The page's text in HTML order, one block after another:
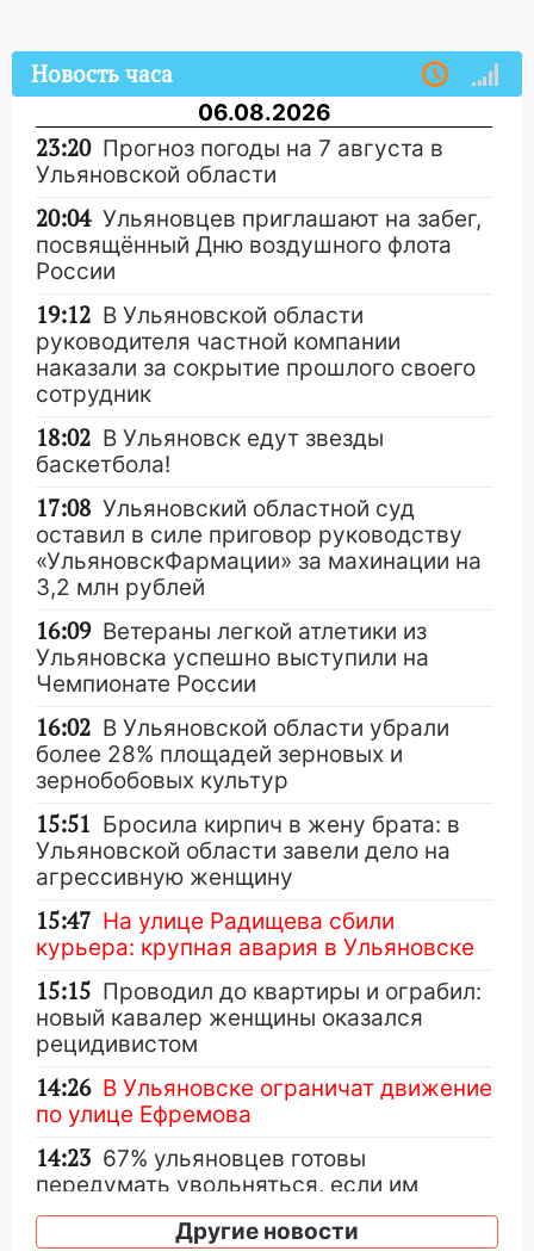
Новость часа
06.08.2026
23:20 Прогноз погоды на 7 августа в
Ульяновской области
20:04 Ульяновцев приглашают на забег,
посвящённый Дню воздушного флота
России
19:12 В Ульяновской области
руководителя частной компании
наказали за сокрытие прошлого своего
сотрудник
18:02 В Ульяновск едут звезды
баскетбола!
17:08 Ульяновский областной суд
оставил в силе приговор руководству
«УльяновскФармации» за махинации на
3,2 млн рублей
16:09 Ветераны легкой атлетики из
Ульяновска успешно выступили на
Чемпионате России
16:02 В Ульяновской области убрали
более 28% площадей зерновых и
зернобобовых культур
15:51 Бросила кирпич в жену брата: в
Ульяновской области завели дело на
агрессивную женщину
15:47 На улице Радищева сбили
курьера: крупная авария в Ульяновске
15:15 Проводил до квартиры и ограбил:
новый кавалер женщины оказался
рецидивистом
14:26 В Ульяновске ограничат движение
по улице Ефремова
14:23 67% ульяновцев готовы
передумать увольняться, если им
повысят зарплату
Другие новости